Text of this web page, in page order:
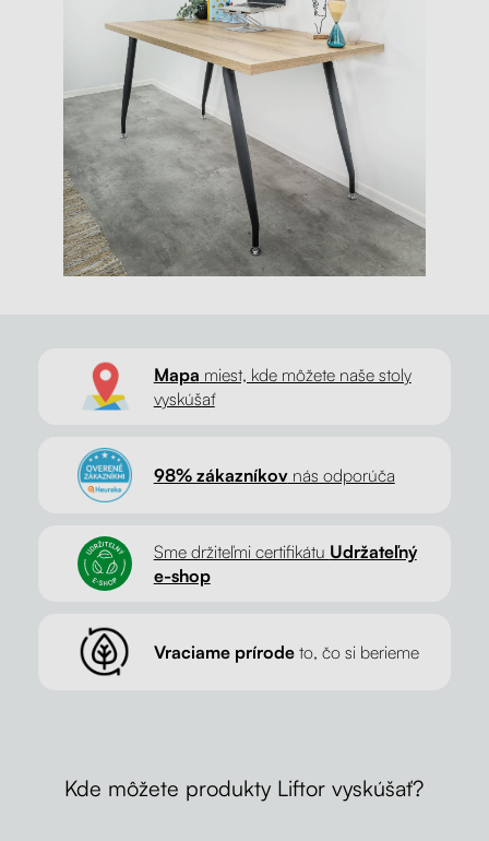
Mapa miest, kde môžete naše stoly
vyskúšať
98% zákazníkovnás odporúča
Sme držiteľmi certifikátu Udržateľný
e-shop
Vraciame prírodeto, čo si berieme
Kde môžete produkty Liftor vyskúšať?